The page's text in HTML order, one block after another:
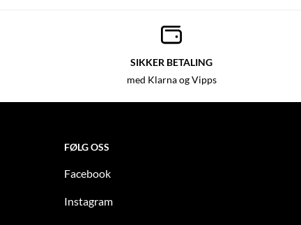
SIKKER BETALING
med Klarna og Vipps
FØLG OSS
Facebook
Instagram